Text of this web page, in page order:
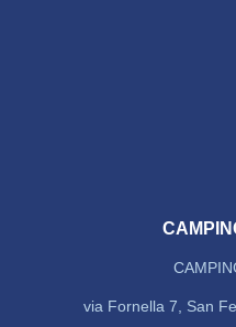
via Fornella 7, San